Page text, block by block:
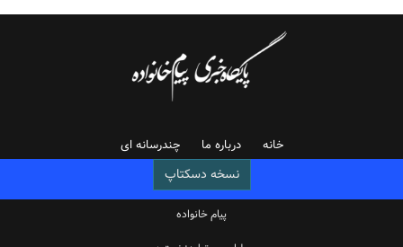
خانه درباره ما چندرسانه ای
نسخه دسکتاپ
پیام خانواده